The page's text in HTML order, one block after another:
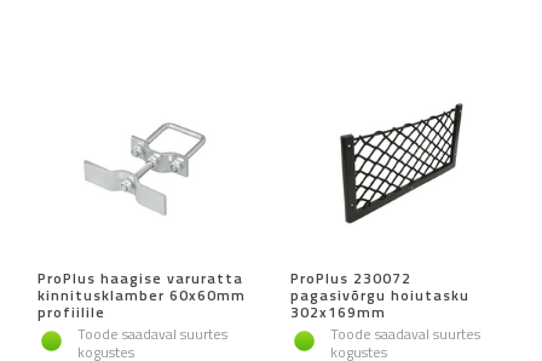
ProPlus haagise varuratta
kinnitusklamber 60x60mm
profiilile
Toode saadaval suurtes
kogustes
ProPlus 230072
pagasivõrgu hoiutasku
302x169mm
Toode saadaval suurtes
kogustes